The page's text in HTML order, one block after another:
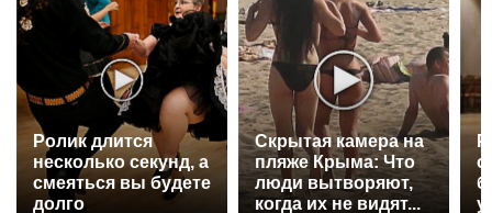
Ролик длится
несколько секунд, а
смеяться вы будете
долго
Скрытая камера на
пляже Крыма: Что
люди вытворяют,
когда их не видят...